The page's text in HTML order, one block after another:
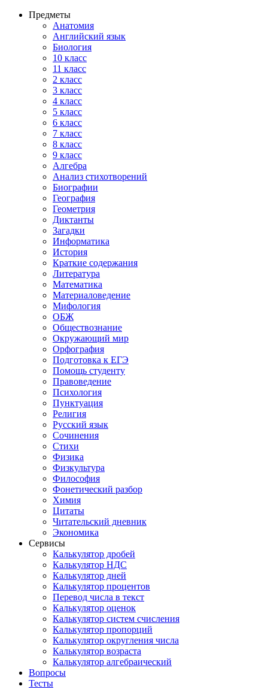
Предметы
Анатомия
Английский язык
Биология
10 класс
11 класс
2 класс
3 класс
4 класс
5 класс
6 класс
7 класс
8 класс
9 класс
Алгебра
Анализ стихотворений
Биографии
География
Геометрия
Диктанты
Загадки
Информатика
История
Краткие содержания
Литература
Математика
Материаловедение
Мифология
ОБЖ
Обществознание
Окружающий мир
Орфография
Подготовка к ЕГЭ
Помощь студенту
Правоведение
Психология
Пунктуация
Религия
Русский язык
Сочинения
Стихи
Физика
Физкультура
Философия
Фонетический разбор
Химия
Цитаты
Читательский дневник
Экономика
Сервисы
Калькулятор дробей
Калькулятор НДС
Калькулятор дней
Калькулятор процентов
Перевод числа в текст
Калькулятор оценок
Калькулятор систем счисления
Калькулятор пропорций
Калькулятор округления числа
Калькулятор возраста
Калькулятор алгебраический
Вопросы
Тесты